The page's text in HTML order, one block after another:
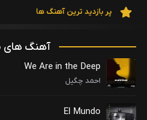
پر بازدید ترین آهنگ ها
آهنگ های
We Are in the Deep
احمد چگیل
El Mundo